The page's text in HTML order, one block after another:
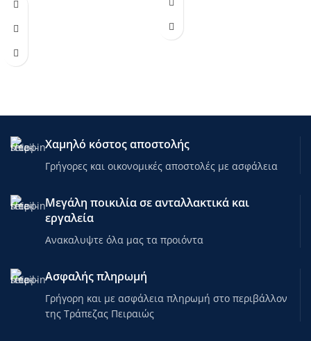
δεξαμενής
Μικρό βολικό μπουκάλι 1 λίτρου
INNER(ΕΣΩΤΕΡΙΚΗ ΣΤΡΩΣΗ
ΥΦΑΣΜΑΤΟΣ): 100% Aναπνευσιμος
πολυεστέρας
Φθινόπωρου αλλά και αέρα
ΠΟΡΤΕΣ: 2 με δίχτυ/σίτα υψηλής
ποιότητας για τα κουνούπια και
πόρτα από πολυεστέρα. Οι πόρτες
εύκολη και γρήγορη χρήση.
ΤΣΕΠΕΣ ΣΤΟ ΕΣΩΤΕΡΙΚΟ της σκηνής
αποθήκευση μικροαντικειμένων
πλευρά για μέγιστη προστασία από
τις ακτίνες
Χαμηλό κόστος αποστολής
Γρήγορες και οικονομικές αποστολές με ασφάλεια
Μεγάλη ποικιλία σε ανταλλακτικά και
εργαλεία
Ανακαλυψτε όλα μας τα προιόντα
Ασφαλής πληρωμή
Γρήγορη και με ασφάλεια πληρωμή στο περιβάλλον
της Τράπεζας Πειραιώς